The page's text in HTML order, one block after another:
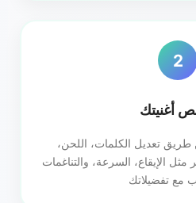
2
أغنيتك
تعديل الكلمات، اللحن،
مثل الإيقاع، السرعة، والتناغمات